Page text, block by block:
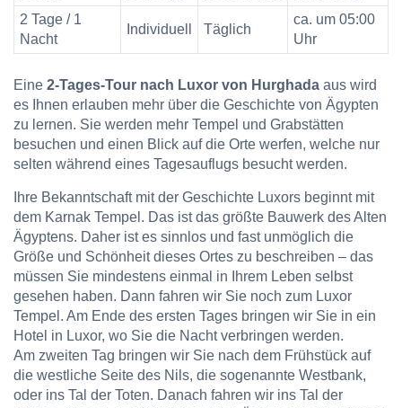
2 Tage / 1
Nacht
Individuell Täglich
ca. um 05:00
Uhr
Eine 2-Tages-Tour nach Luxor von Hurghada aus wird
es Ihnen erlauben mehr über die Geschichte von Ägypten
zu lernen. Sie werden mehr Tempel und Grabstätten
besuchen und einen Blick auf die Orte werfen, welche nur
selten während eines Tagesauflugs besucht werden.
Ihre Bekanntschaft mit der Geschichte Luxors beginnt mit
dem Karnak Tempel. Das ist das größte Bauwerk des Alten
Ägyptens. Daher ist es sinnlos und fast unmöglich die
Größe und Schönheit dieses Ortes zu beschreiben – das
müssen Sie mindestens einmal in Ihrem Leben selbst
gesehen haben. Dann fahren wir Sie noch zum Luxor
Tempel. Am Ende des ersten Tages bringen wir Sie in ein
Hotel in Luxor, wo Sie die Nacht verbringen werden.
Am zweiten Tag bringen wir Sie nach dem Frühstück auf
die westliche Seite des Nils, die sogenannte Westbank,
oder ins Tal der Toten. Danach fahren wir ins Tal der